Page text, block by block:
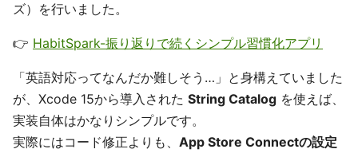
ズ）を行いました。
👉 HabitSpark-振り返りで続くシンプル習慣化アプリ
「英語対応ってなんだか難しそう…」と身構えていました
が、Xcode 15から導入された String Catalog を使えば、
実装自体はかなりシンプルです。
実際にはコード修正よりも、 App Store Connectの設定